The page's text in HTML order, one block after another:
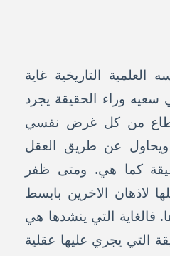
التاريخية غاية
وراء الحقيقة يجرد
من كل غرض نفسي
عن طريق العقل
كما هي. ومتى ظفر
لاذهان الاخرين بابسط
فالغاية التي ينشدها هي
التي يجري عليها عقلية